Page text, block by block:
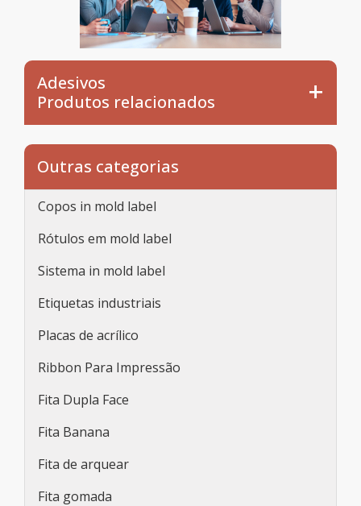
Adesivos
Produtos relacionados
Outras categorias
Copos in mold label
Rótulos em mold label
Sistema in mold label
Etiquetas industriais
Placas de acrílico
Ribbon Para Impressão
Fita Dupla Face
Fita Banana
Fita de arquear
Fita gomada